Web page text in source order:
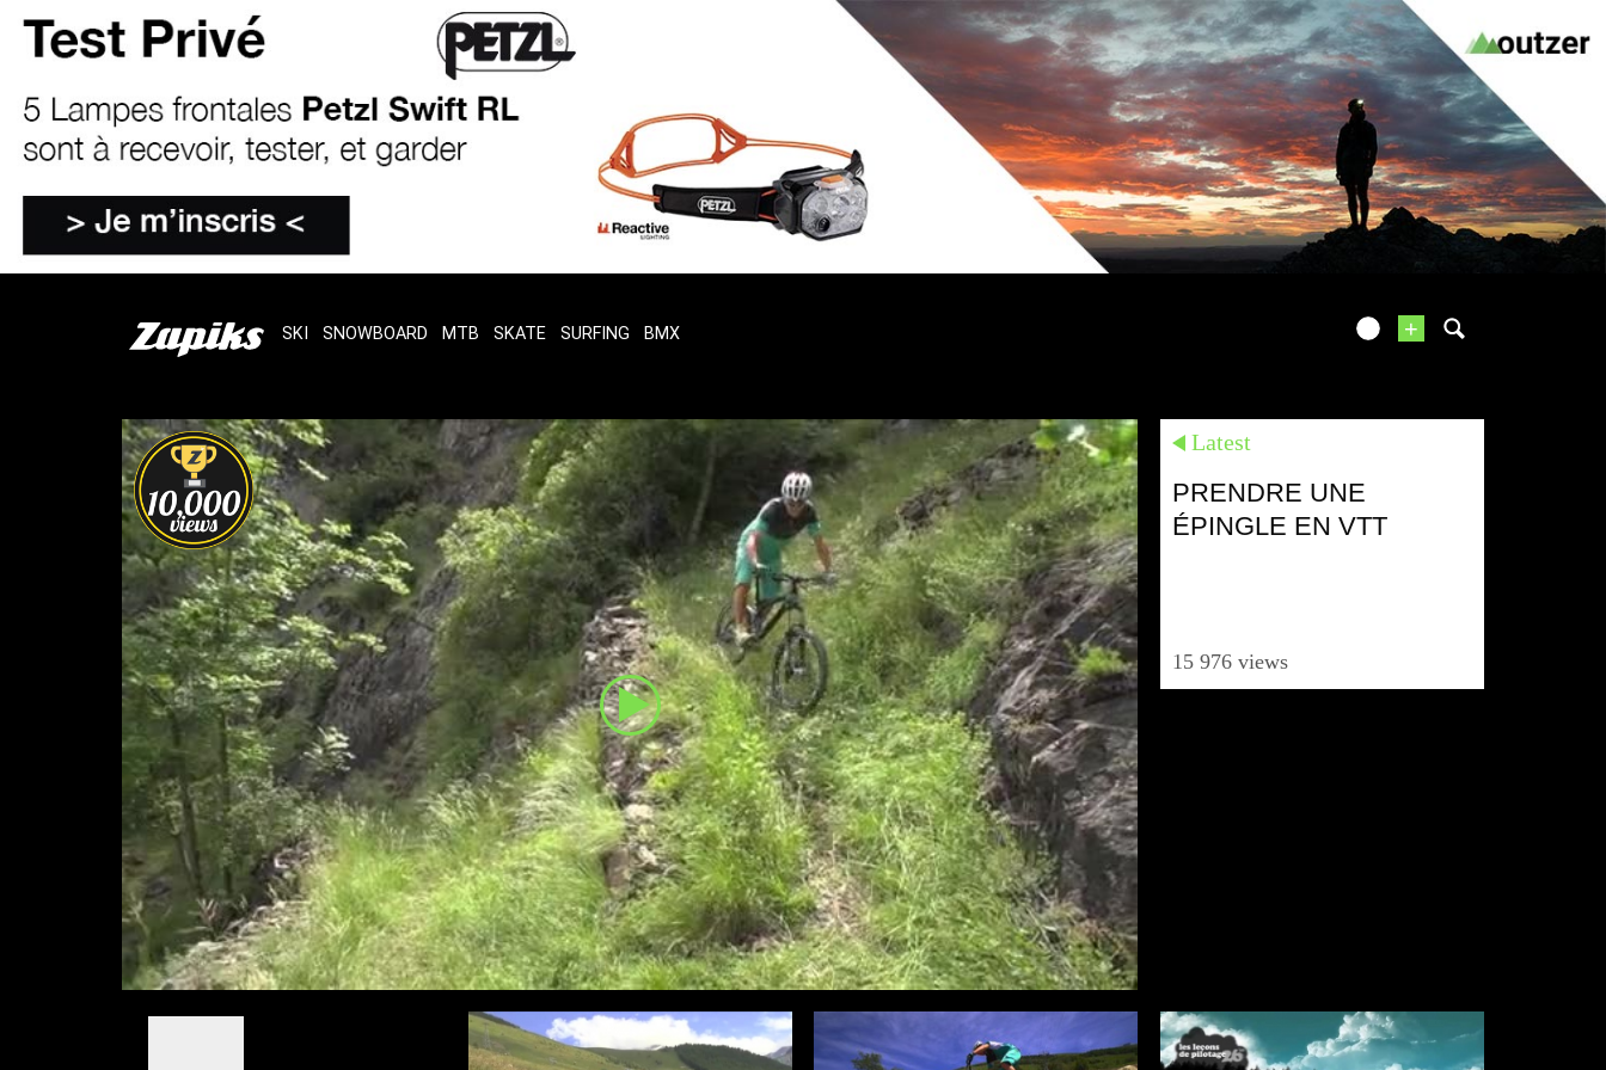
+
SKI SNOWBOARD MTB SKATE SURFING BMX
Latest
PRENDRE UNE
ÉPINGLE EN VTT
15 976 views